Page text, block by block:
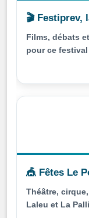
🎬 Festiprev,
Films, débats
pour ce
🎪 Fêtes Le
Théâtre,
Laleu et La